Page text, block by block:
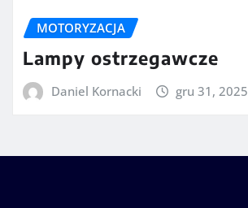
MOTORYZACJA
Lampy ostrzegawcze
Daniel Kornacki gru 31, 2025